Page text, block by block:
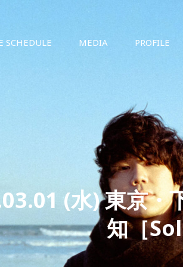
SCHEDULE MEDIA PROFILE
(水) 東京・
知［